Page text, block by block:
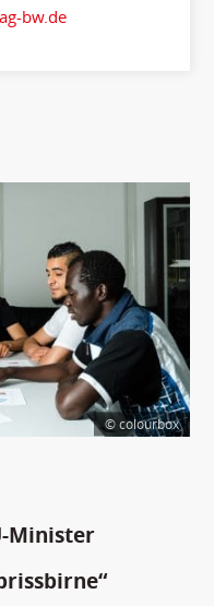
bw.de
© colourbox
Minister